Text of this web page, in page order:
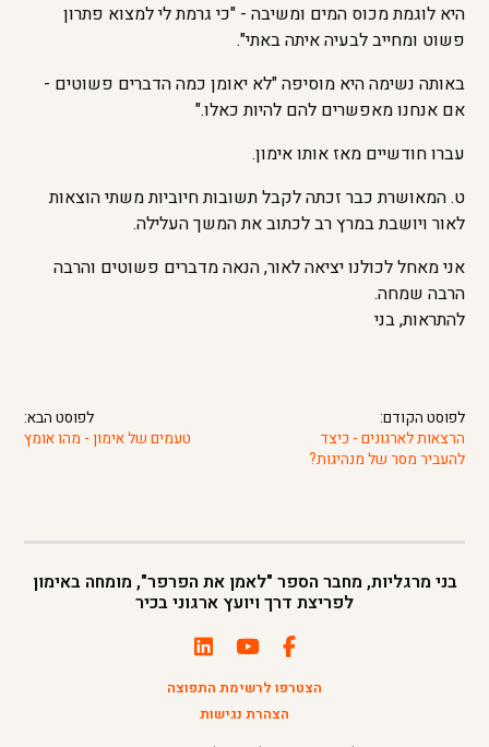
היא לוגמת מכוס המים ומשיבה - "כי גרמת לי למצוא פתרון
פשוט ומחייב לבעיה איתה באתי".
באותה נשימה היא מוסיפה "לא יאומן כמה הדברים פשוטים -
אם אנחנו מאפשרים להם להיות כאלו."
עברו חודשיים מאז אותו אימון.
ט. המאושרת כבר זכתה לקבל תשובות חיוביות משתי הוצאות
לאור ויושבת במרץ רב לכתוב את המשך העלילה.
אני מאחל לכולנו יציאה לאור, הנאה מדברים פשוטים והרבה
הרבה שמחה.
להתראות, בני
לפוסט הקודם:
הרצאות לארגונים - כיצד
להעביר מסר של מנהיגות?
לפוסט הבא:
טעמים של אימון - מהו אומץ
בני מרגליות, מחבר הספר "לאמן את הפרפר", מומחה באימון
לפריצת דרך ויועץ ארגוני בכיר
הצטרפו לרשימת התפוצה
הצהרת נגישות